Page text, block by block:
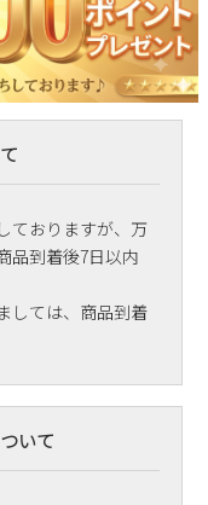
ておりますが、万
品到着後7日以内
しては、商品到着
いて